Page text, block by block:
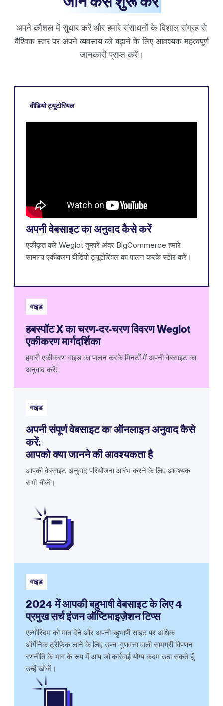
अपने कौशल में सुधार करें और हमारे संसाधनों के विशाल संग्रह से
वैश्विक स्तर पर अपने व्यवसाय को बढ़ाने के लिए आवश्यक महत्वपूर्ण
जानकारी प्राप्त करें।
वीडियो ट्यूटोरियल
अपनी वेबसाइट का अनुवाद कैसे करें
एकीकृत करें Weglot तुम्हारे अंदर BigCommerce हमारे
सामान्य एकीकरण वीडियो ट्यूटोरियल का पालन करके स्टोर करें।
गाइड
हबस्पॉट X का चरण-दर-चरण विवरण Weglot
एकीकरण मार्गदर्शिका
हमारी एकीकरण गाइड का पालन करके मिनटों में अपनी वेबसाइट का
अनुवाद करें!
गाइड
अपनी संपूर्ण वेबसाइट का ऑनलाइन अनुवाद कैसे
करें:
आपको क्या जानने की आवश्यकता है
आपकी वेबसाइट अनुवाद परियोजना आरंभ करने के लिए आवश्यक
सभी चीजें।
गाइड
2024 में आपकी बहुभाषी वेबसाइट के लिए 4
प्रमुख सर्च इंजन ऑप्टिमाइज़ेशन टिप्स
एल्गोरिदम को मात देने और अपनी बहुभाषी साइट पर अधिक
ऑर्गेनिक ट्रैफ़िक लाने के लिए उच्च-गुणवत्ता वाली सामग्री विपणन
रणनीति के भाग के रूप में आप जो कार्रवाई योग्य कदम उठा सकते हैं,
उन्हें खोजें।